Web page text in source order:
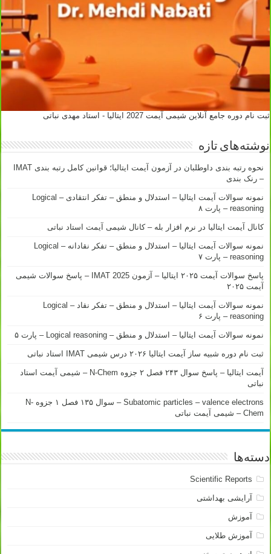
ثبت نام دوره جامع آنلاین شیمی آیمت 2027 ایتالیا - استاد مهدی نباتی
نوشته‌های تازه
نحوه رتبه بندی داوطلبان در آزمون آیمت ایتالیا؛ قوانین کامل رتبه بندی IMAT
– رنک بندی
نمونه سوالات آیمت ایتالیا – استدلال و منطق – تفکر انتقادی – Logical
reasoning – پارت ۸
کانال آیمت ایتالیا در نرم افزار بله – کانال شیمی آیمت استاد نباتی
نمونه سوالات آیمت ایتالیا – استدلال و منطق – تفکر نقادانه – Logical
reasoning – پارت ۷
پاسخ سوالات آیمت ۲۰۲۵ ایتالیا – آزمون IMAT 2025 – پاسخ سوالات شیمی
آیمت ۲۰۲۵
نمونه سوالات آیمت ایتالیا – استدلال و منطق – تفکر نقاد – Logical
reasoning – پارت ۶
نمونه سوالات آیمت ایتالیا – استدلال و منطق – Logical reasoning – پارت ۵
ثبت نام دوره شبیه ساز آیمت ایتالیا ۲۰۲۶ درس شیمی IMAT استاد نباتی
آیمت ایتالیا – پاسخ سوال ۲۴۳ فصل ۲ جزوه N-Chem – شیمی آیمت استاد
نباتی
Subatomic particles – valence electrons – سوال ۱۳۵ فصل ۱ جزوه N-
Chem – شیمی آیمت نباتی
دسته‌ها
Scientific Reports
آرایشی بهداشتی
آموزش
آموزش طلایی